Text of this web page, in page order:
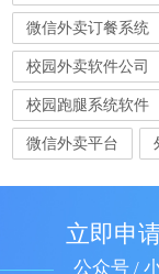
微信外卖订餐系统
校园外卖软件公司
校园跑腿系统软件
微信外卖平台
立即申
公众号 /